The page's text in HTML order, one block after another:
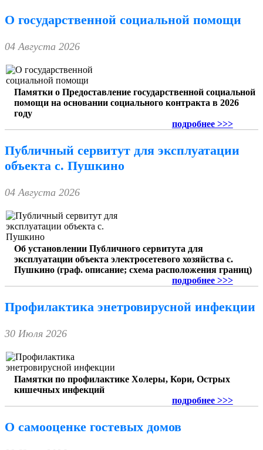
О государственной социальной помощи
04 Августа 2026
Памятки о Предоставление государственной социальной
помощи на основании социального контракта в 2026
году
подробнее >>>
Публичный сервитут для эксплуатации
объекта с. Пушкино
04 Августа 2026
Об установлении Публичного сервитута для
эксплуатации объекта электросетевого хозяйства с.
Пушкино (граф. описание; схема расположения границ)
подробнее >>>
Профилактика энетровирусной инфекции
30 Июля 2026
Памятки по профилактике Холеры, Кори, Острых
кишечных инфекций
подробнее >>>
О самооценке гостевых домов